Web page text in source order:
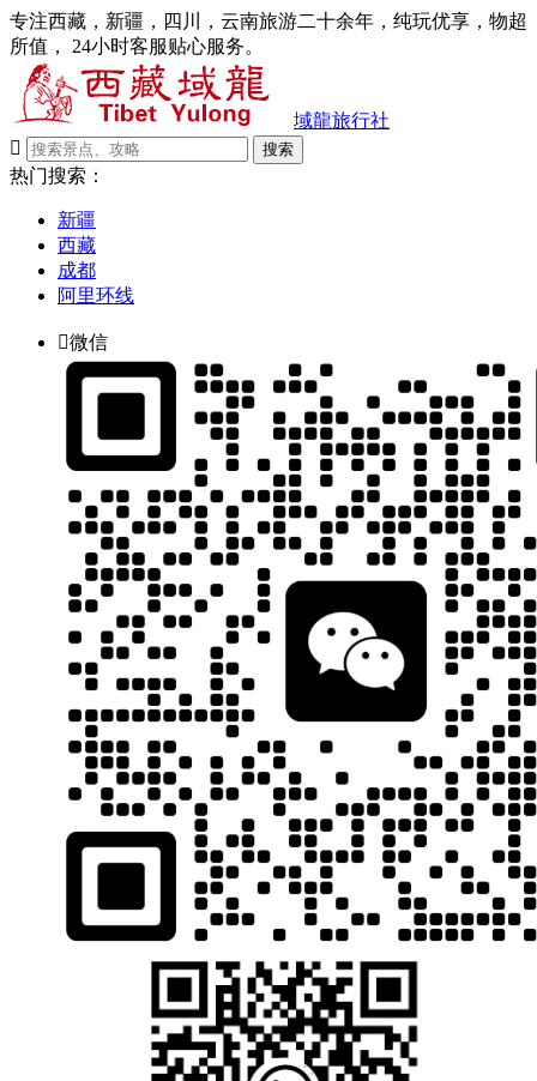
专注西藏，新疆，四川，云南旅游二十余年，纯玩优享，物超
所值， 24小时客服贴心服务。
域龍旅行社

搜索
热门搜索：
新疆
西藏
成都
阿里环线
微信